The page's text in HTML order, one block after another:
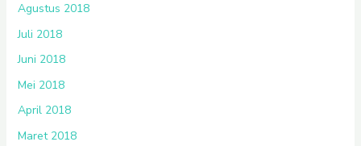
Agustus 2018
Juli 2018
Juni 2018
Mei 2018
April 2018
Maret 2018